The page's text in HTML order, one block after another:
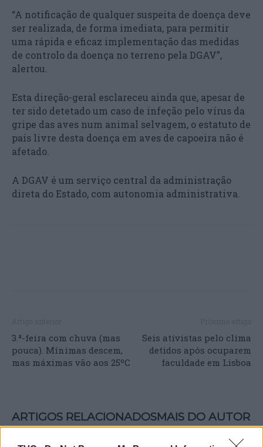
“A notificação de qualquer suspeita de doença deve
ser realizada, de forma imediata, para permitir
uma rápida e eficaz implementação das medidas
de controlo da doença no terreno pela DGAV”,
alertou.
Esta direção-geral esclareceu ainda que, apesar de
ter sido detetado um caso de infeção pelo vírus da
gripe das aves num animal selvagem, o estatuto de
país livre desta doença em aves de capoeira não é
afetado.
A DGAV é um serviço central da administração
direta do Estado, com autonomia administrativa.
3.ª-feira com chuva (mas
pouca). Mínimas descem,
mas máximas vão aos 25ºC
Seis ativistas pelo clima
detidos após ocuparem
faculdade em Lisboa
ARTIGOS RELACIONADOSMAIS DO AUTOR